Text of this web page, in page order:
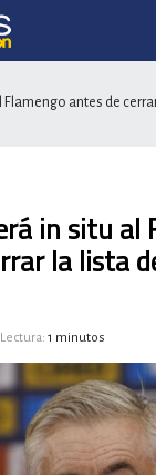
antes de
in situ al
la lista
Lectura: 1 minutos